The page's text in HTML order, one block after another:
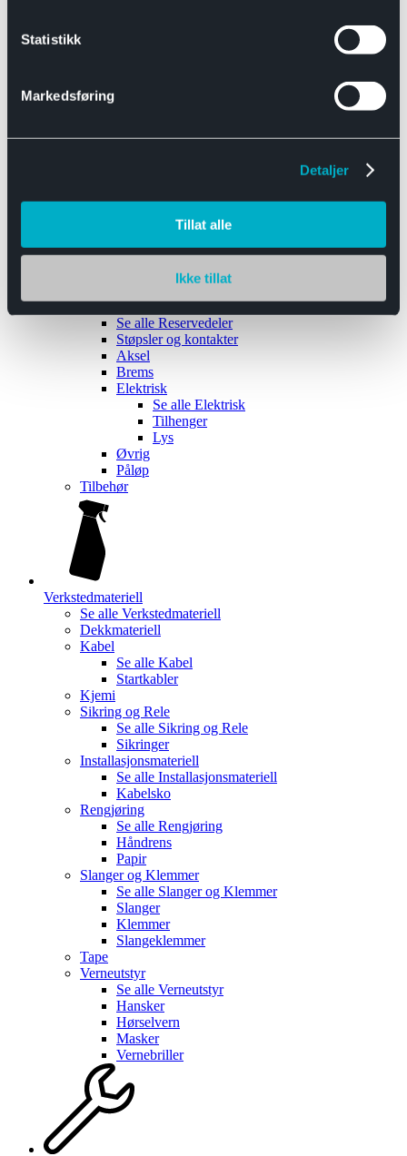
Statistikk
Markedsføring
Detaljer
Tillat alle
Ikke tillat
Båthengere
Reservedeler
Se alle Reservedeler
Støpsler og kontakter
Aksel
Brems
Elektrisk
Se alle Elektrisk
Tilhenger
Lys
Øvrig
Påløp
Tilbehør
Verkstedmateriell
Se alle Verkstedmateriell
Dekkmateriell
Kabel
Se alle Kabel
Startkabler
Kjemi
Sikring og Rele
Se alle Sikring og Rele
Sikringer
Installasjonsmateriell
Se alle Installasjonsmateriell
Kabelsko
Rengjøring
Se alle Rengjøring
Håndrens
Papir
Slanger og Klemmer
Se alle Slanger og Klemmer
Slanger
Klemmer
Slangeklemmer
Tape
Verneutstyr
Se alle Verneutstyr
Hansker
Hørselvern
Masker
Vernebriller